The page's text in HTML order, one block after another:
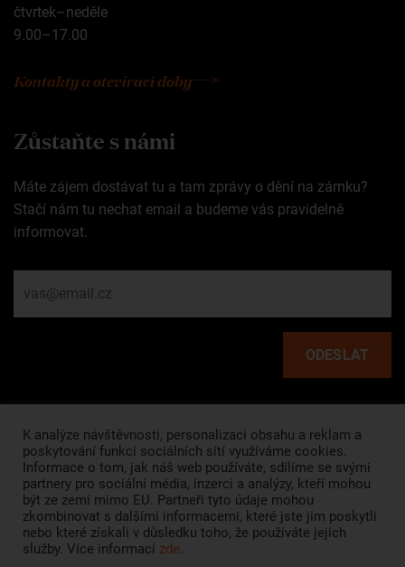
čtvrtek–neděle
9.00–17.00
Kontakty a otevírací doby
Zůstaňte s námi
Máte zájem dostávat tu a tam zprávy o dění na zámku?
Stačí nám tu nechat email a budeme vás pravidelně
informovat.
Rychlé odkazy
HLAVNÍ STRÁNKA
O NÁS
VŠEOBECNÉ OBCHODNÍ PODMÍNKY
K analýze návštěvnosti, personalizaci obsahu a reklam a
poskytování funkcí sociálních sítí využíváme cookies.
Informace o tom, jak náš web používáte, sdílíme se svými
partnery pro sociální média, inzerci a analýzy, kteří mohou
být ze zemí mimo EU. Partneři tyto údaje mohou
zkombinovat s dalšími informacemi, které jste jim poskytli
nebo které získali v důsledku toho, že používáte jejich
služby. Více informací zde.